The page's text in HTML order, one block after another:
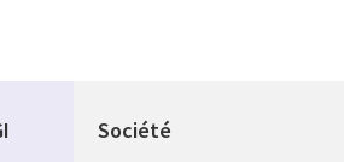
Société